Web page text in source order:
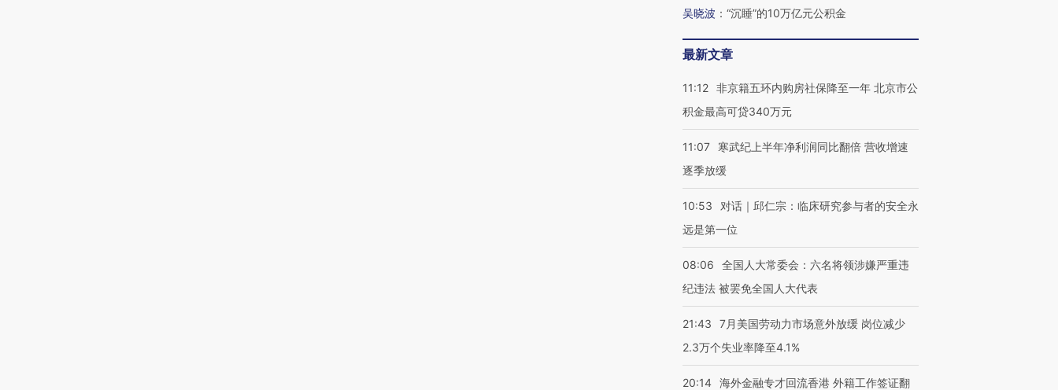
吴晓波 ： “沉睡”的10万亿元公积金
最新文章
11:12 非京籍五环内购房社保降至一年 北京市公
积金最高可贷340万元
11:07
寒武纪上半年净利润同比翻倍 营收增速
逐季放缓
10:53
对话｜邱仁宗：临床研究参与者的安全永
远是第一位
08:06
全国人大常委会：六名将领涉嫌严重违
纪违法 被罢免全国人大代表
21:43
7月美国劳动力市场意外放缓 岗位减少
2.3万个失业率降至4.1%
20:14 海外金融专才回流香港 外籍工作签证翻